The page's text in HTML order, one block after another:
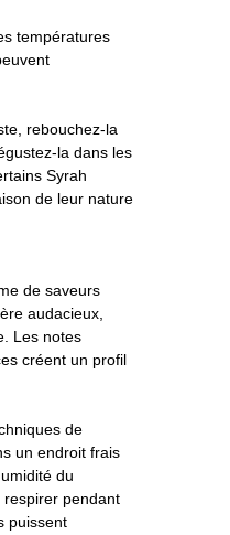
températures
rebouchez-la
la dans les
Syrah
de leur nature
de saveurs
audacieux,
Les notes
créent un profil
de
un endroit frais
du
pendant
puissent